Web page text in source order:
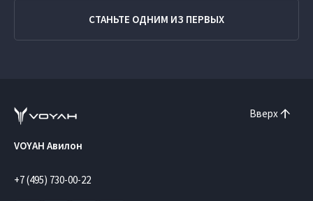
СТАНЬТЕ ОДНИМ ИЗ ПЕРВЫХ
Вверх
VOYAH Авилон
+7 (495) 730-00-22